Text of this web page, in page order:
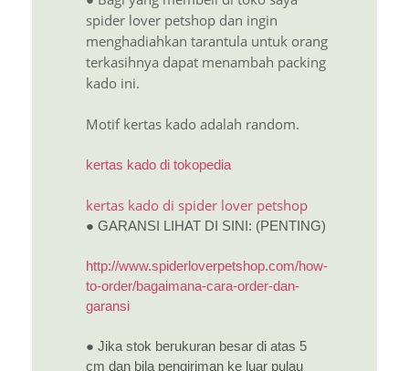
spider lover petshop dan ingin
menghadiahkan tarantula untuk orang
terkasihnya dapat menambah packing
kado ini.
Motif kertas kado adalah random.
kertas kado di tokopedia
kertas kado di spider lover petshop
● GARANSI LIHAT DI SINI: (PENTING)
http://www.spiderloverpetshop.com/how-
to-order/bagaimana-cara-order-dan-
garansi
● Jika stok berukuran besar di atas 5
cm dan bila pengiriman ke luar pulau